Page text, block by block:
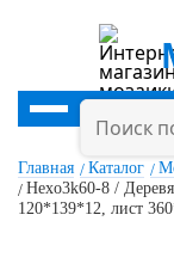
Главная Каталог
Hexo3k60-8 /
120*139*12, лист